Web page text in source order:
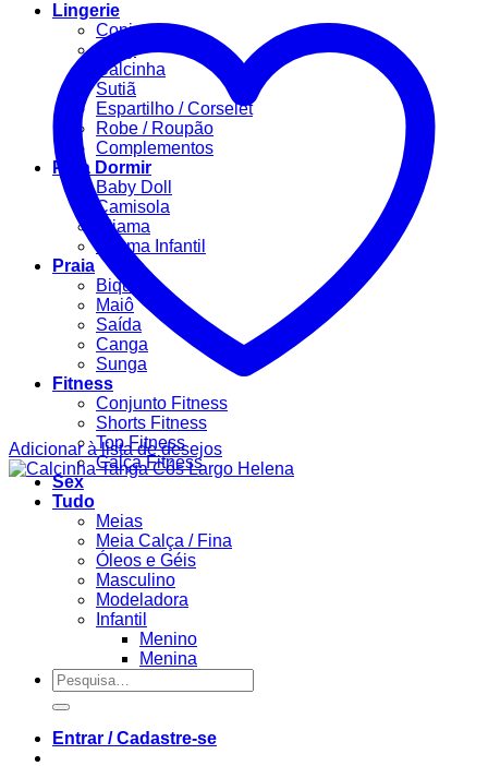
Lingerie
Conjuntos
Body
Calcinha
Sutiã
Espartilho / Corselet
Robe / Roupão
Complementos
Para Dormir
Baby Doll
Camisola
Pijama
Pijama Infantil
Praia
Biquíni
Maiô
Saída
Canga
Sunga
Fitness
Conjunto Fitness
Shorts Fitness
Top Fitness
Calça Fitness
Sex
Tudo
Meias
Meia Calça / Fina
Óleos e Géis
Masculino
Modeladora
Infantil
Menino
Menina
Pesquisar
por:
Entrar / Cadastre-se
Adicionar à lista de desejos